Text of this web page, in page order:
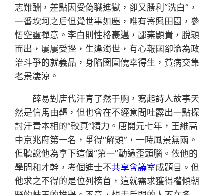
志難酬，差點因受偽職進獄，卻又勝利“洗白”，
一番坎坷之后但覺世事如塵，唯有寄興田園，參
悟空靈禪意。李白則性格豪邁，鄙棄顯貴，脫穎
而出，屢屢受挫，生逢濁世，有心報國卻淪為政
治斗爭的就義品，身陷囹圄僥幸得生，貧病交集
老景凄涼。
薛易對唐代汗青了然于胸，寫起詩人故事天
然是信馬由韁，但也會在不經意間吐露出一點探
討汗青本相的“較真”精力。唐開元七年，王維高
中京兆府第一名，爭得“解頭”，一時風景無兩。
但聽說他為拿下這個“第一”動過歪頭腦。依他的
學問和才幹，考個進士不共享會議室成題目。但
他求之不得的是位列榜首，這就需求獲得權傾朝